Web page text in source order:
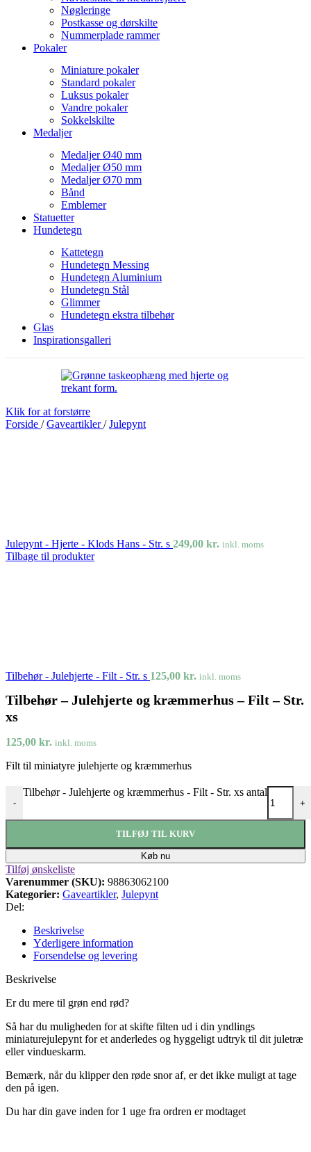
Nøgleringe
Postkasse og dørskilte
Nummerplade rammer
Pokaler
Miniature pokaler
Standard pokaler
Luksus pokaler
Vandre pokaler
Sokkelskilte
Medaljer
Medaljer Ø40 mm
Medaljer Ø50 mm
Medaljer Ø70 mm
Bånd
Emblemer
Statuetter
Hundetegn
Kattetegn
Hundetegn Messing
Hundetegn Aluminium
Hundetegn Stål
Glimmer
Hundetegn ekstra tilbehør
Glas
Inspirationsgalleri
Klik for at forstørre
Forside / Gaveartikler/ Julepynt
Julepynt - Hjerte - Klods Hans - Str. s 249,00 kr. inkl. moms
Tilbage til produkter
Tilbehør - Julehjerte - Filt - Str. s 125,00 kr. inkl. moms
Tilbehør – Julehjerte og kræmmerhus – Filt – Str.
xs
125,00 kr. inkl. moms
Filt til miniatyre julehjerte og kræmmerhus
-
Tilbehør - Julehjerte og kræmmerhus - Filt - Str. xs antal
+
TILFØJ TIL KURV
Køb nu
Tilføj ønskeliste
Varenummer (SKU): 98863062100
Kategorier: Gaveartikler, Julepynt
Del:
Beskrivelse
Yderligere information
Forsendelse og levering
Beskrivelse
Er du mere til grøn end rød?
Så har du muligheden for at skifte filten ud i din yndlings
miniaturejulepynt for et anderledes og hyggeligt udtryk til dit juletræ
eller vindueskarm.
Bemærk, når du klipper den røde snor af, er det ikke muligt at tage
den på igen.
Du har din gave inden for 1 uge fra ordren er modtaget